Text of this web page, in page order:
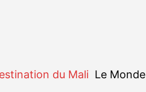
du Mali Le Monde